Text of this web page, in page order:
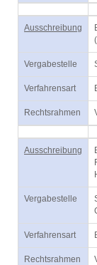
Ausschreibung
Vergabestelle
Verfahrensart
Rechtsrahmen
Ausschreibung
Vergabestelle
Verfahrensart
Rechtsrahmen